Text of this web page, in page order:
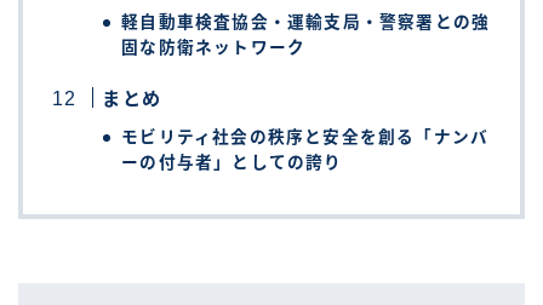
軽自動車検査協会・運輸支局・警察署との強
固な防衛ネットワーク
まとめ
モビリティ社会の秩序と安全を創る「ナンバ
ーの付与者」としての誇り